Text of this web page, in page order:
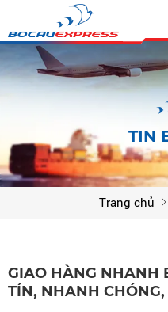
TIN
Trang chủ
GIAO HÀNG NHANH
TÍN, NHANH CHÓNG,